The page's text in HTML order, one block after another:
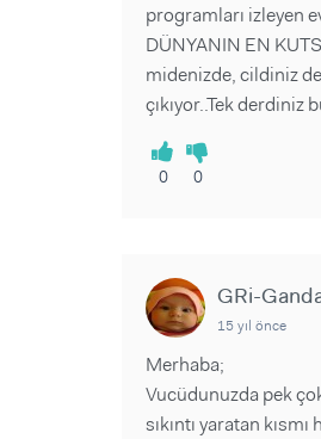
programları izleyen
DÜNYANIN EN
midenizde, cildiniz
çıkıyor..Tek derdiniz
0 0
GRi-
15 yıl önce
Merhaba;
Vucüdunuzda pek
sıkıntı yaratan